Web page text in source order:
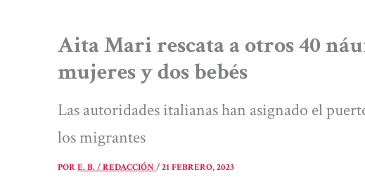
Aita Mari rescata a otros 40
mujeres y dos bebés
Las autoridades italianas han asignado el
los migrantes
PORE. B. / REDACCIÓN/21 FEBRERO, 2023